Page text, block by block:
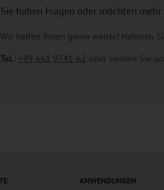
Sie haben Fragen oder möchten
Wir helfen Ihnen gerne weiter! Nehmen
Tel.: +49 661 9741-62 oder senden Sie
ANWENDUNGEN